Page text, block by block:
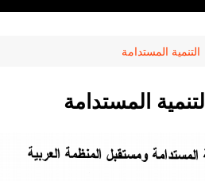
التنمية المستدامة
التنمية المستدامة